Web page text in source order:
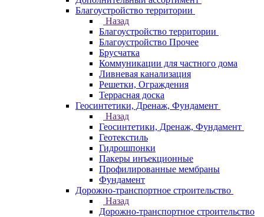
Благоустройство территории
Назад
Благоустройство территории
Благоустройство Прочее
Брусчатка
Коммуникации для частного дома
Ливневая канализация
Решетки, Ограждения
Террасная доска
Геосинтетики, Дренаж, Фундамент
Назад
Геосинтетики, Дренаж, Фундамент
Геотекстиль
Гидрошпонки
Пакеры инъекционные
Профилированные мембраны
Фундамент
Дорожно-транспортное строительство
Назад
Дорожно-транспортное строительство